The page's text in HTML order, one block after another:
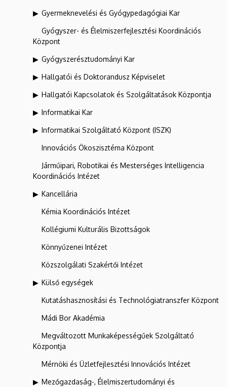
Gyermeknevelési és Gyógypedagógiai Kar
Gyógyszer- és Élelmiszerfejlesztési Koordinációs
Központ
Gyógyszerésztudományi Kar
Hallgatói és Doktorandusz Képviselet
Hallgatói Kapcsolatok és Szolgáltatások Központja
Informatikai Kar
Informatikai Szolgáltató Központ (ISZK)
Innovációs Ökoszisztéma Központ
Járműipari, Robotikai és Mesterséges Intelligencia
Koordinációs Intézet
Kancellária
Kémia Koordinációs Intézet
Kollégiumi Kulturális Bizottságok
Könnyűzenei Intézet
Közszolgálati Szakértői Intézet
Külső egységek
Kutatáshasznosítási és Technológiatranszfer Központ
Mádi Bor Akadémia
Megváltozott Munkaképességűek Szolgáltató
Központja
Mérnöki és Üzletfejlesztési Innovációs Intézet
Mezőgazdaság-, Élelmiszertudományi és